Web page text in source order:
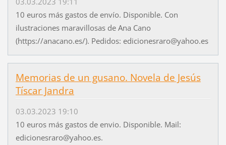
10 euros más gastos de envío. Disponible. Con
ilustraciones maravillosas de Ana Cano
(https://anacano.es/). Pedidos: edicionesraro@yahoo.es
Memorias de un gusano. Novela de Jesús
Tíscar Jandra
03.03.2023 19:10
10 euros más gastos de envio. Disponible. Mail:
edicionesraro@yahoo.es.